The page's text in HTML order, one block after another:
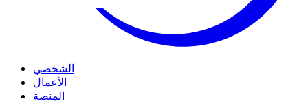
الشخصي
الأعمال
المنصة